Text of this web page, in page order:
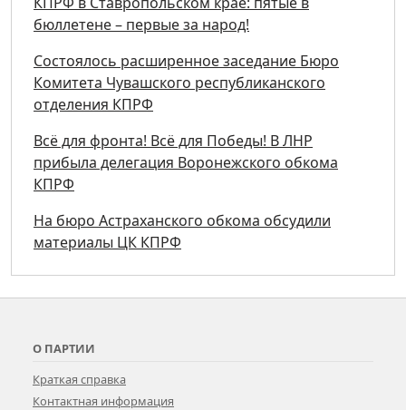
бюллетене – первые за народ!
Состоялось расширенное заседание Бюро
Комитета Чувашского республиканского
отделения КПРФ
Всё для фронта! Всё для Победы! В ЛНР
прибыла делегация Воронежского обкома
КПРФ
На бюро Астраханского обкома обсудили
материалы ЦК КПРФ
О ПАРТИИ
Краткая справка
Контактная информация